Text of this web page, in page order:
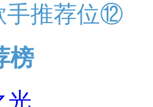
手推荐位⑫
榜
光